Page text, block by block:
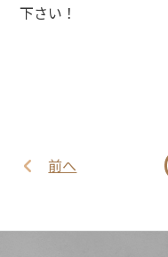
下さい！
前へ